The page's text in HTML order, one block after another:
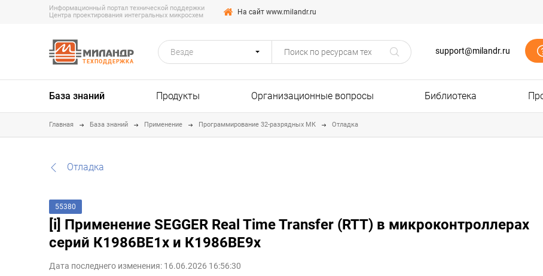
Информационный портал технической поддержки
Центра проектирования интегральных микросхем
На сайт www.milandr.ru
ТЕХПОДДЕРЖКА
Везде support@milandr.ru
База знаний Продукты Организационные вопросы Библиотека
Главная База знаний Применение Программирование 32-разрядных МК Отладка
Отладка
55380
[i] Применение SEGGER Real Time Transfer (RTT) в микроконтроллерах
серий К1986ВЕ1x и К1986ВЕ9x
Дата последнего изменения: 16.06.2026 16:56:30